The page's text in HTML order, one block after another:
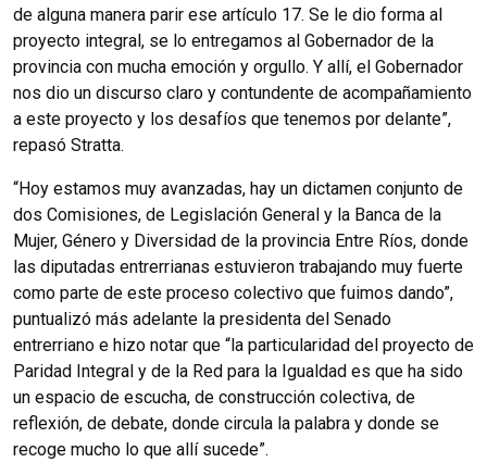
de alguna manera parir ese artículo 17. Se le dio forma al
proyecto integral, se lo entregamos al Gobernador de la
provincia con mucha emoción y orgullo. Y allí, el Gobernador
nos dio un discurso claro y contundente de acompañamiento
a este proyecto y los desafíos que tenemos por delante”,
repasó Stratta.
“Hoy estamos muy avanzadas, hay un dictamen conjunto de
dos Comisiones, de Legislación General y la Banca de la
Mujer, Género y Diversidad de la provincia Entre Ríos, donde
las diputadas entrerrianas estuvieron trabajando muy fuerte
como parte de este proceso colectivo que fuimos dando”,
puntualizó más adelante la presidenta del Senado
entrerriano e hizo notar que “la particularidad del proyecto de
Paridad Integral y de la Red para la Igualdad es que ha sido
un espacio de escucha, de construcción colectiva, de
reflexión, de debate, donde circula la palabra y donde se
recoge mucho lo que allí sucede”.